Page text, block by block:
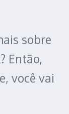
sobre
Então,
você vai